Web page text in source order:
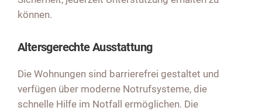
können.
Altersgerechte Ausstattung
Die Wohnungen sind barrierefrei gestaltet und
verfügen über moderne Notrufsysteme, die
schnelle Hilfe im Notfall ermöglichen. Die